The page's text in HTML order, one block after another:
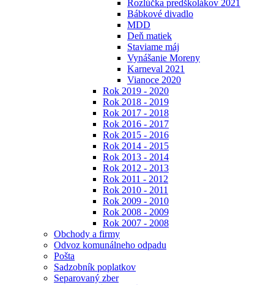
Rozlúčka predškolákov 2021
Bábkové divadlo
MDD
Deň matiek
Staviame máj
Vynášanie Moreny
Karneval 2021
Vianoce 2020
Rok 2019 - 2020
Rok 2018 - 2019
Rok 2017 - 2018
Rok 2016 - 2017
Rok 2015 - 2016
Rok 2014 - 2015
Rok 2013 - 2014
Rok 2012 - 2013
Rok 2011 - 2012
Rok 2010 - 2011
Rok 2009 - 2010
Rok 2008 - 2009
Rok 2007 - 2008
Obchody a firmy
Odvoz komunálneho odpadu
Pošta
Sadzobník poplatkov
Separovaný zber